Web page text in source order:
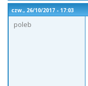
czw., 26/10/2017 - 17:03
poleb